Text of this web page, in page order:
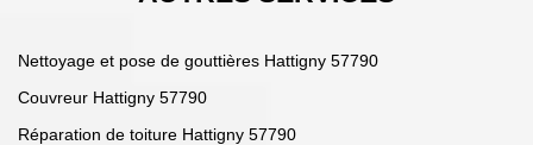
Nettoyage et pose de gouttières Hattigny 57790
Couvreur Hattigny 57790
Réparation de toiture Hattigny 57790